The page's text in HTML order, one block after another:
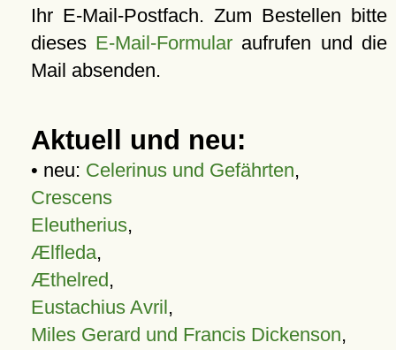
Ihr E-Mail-Postfach. Zum Bestellen bitte
dieses E-Mail-Formular aufrufen und die
Mail absenden.
Aktuell und neu:
• neu: Celerinus und Gefährten,
Crescens
Eleutherius,
Ælfleda,
Æthelred,
Eustachius Avril,
Miles Gerard und Francis Dickenson,